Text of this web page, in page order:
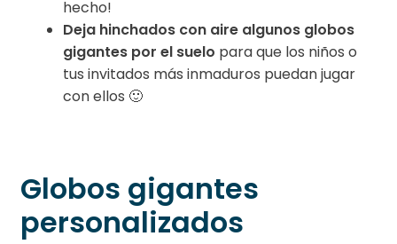
hecho!
Deja hinchados con aire algunos globos
gigantes por el suelo para que los niños o
tus invitados más inmaduros puedan jugar
con ellos 🙂
Globos gigantes
personalizados